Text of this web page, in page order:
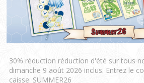
30% réduction réduction d'été sur tous
dimanche 9 août 2026 inclus. Entrez le
caisse: SUMMER26